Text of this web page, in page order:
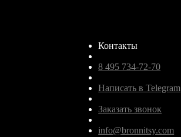
Контакты
8 495 734-72-70
Написать в Telegram
Заказать звонок
info@bronnitsy.com